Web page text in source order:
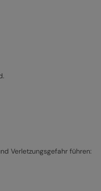
Verletzungsgefahr führen: